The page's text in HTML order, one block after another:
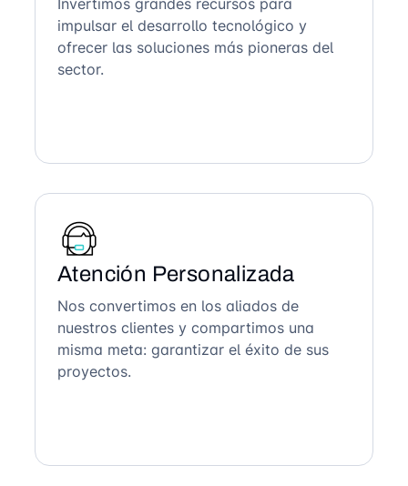
Invertimos grandes recursos para
impulsar el desarrollo tecnológico y
ofrecer las soluciones más pioneras del
sector.
Atención Personalizada
Nos convertimos en los aliados de
nuestros clientes y compartimos una
misma meta: garantizar el éxito de sus
proyectos.